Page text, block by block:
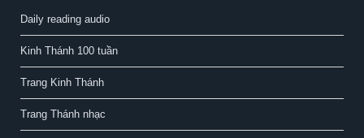
Daily reading audio
Kinh Thánh 100 tuần
Trang Kinh Thánh
Trang Thánh nhạc